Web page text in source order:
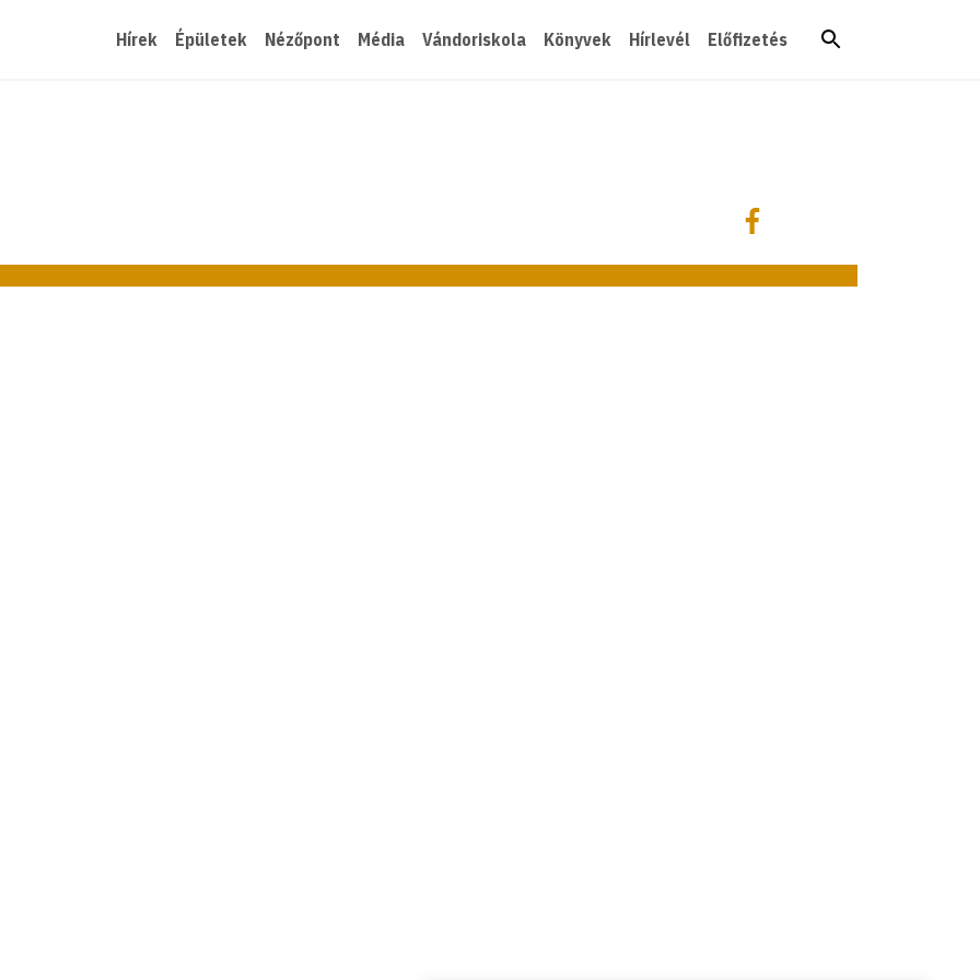
Hírek Épületek Nézőpont Média Vándoriskola Könyvek Hírlevél Előfizetés
Megosztás
Megosztás Facebookon